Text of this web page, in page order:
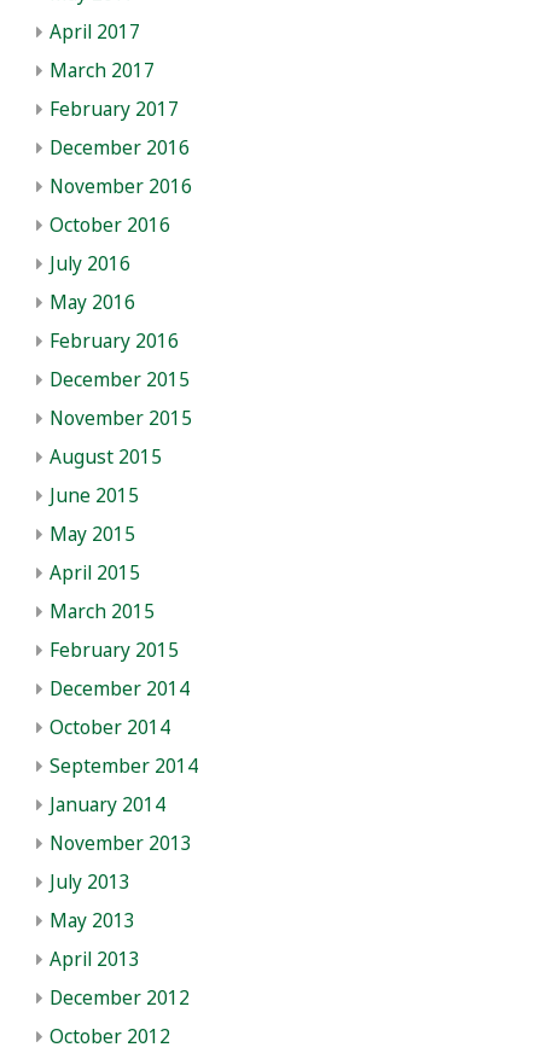
April 2017
March 2017
February 2017
December 2016
November 2016
October 2016
July 2016
May 2016
February 2016
December 2015
November 2015
August 2015
June 2015
May 2015
April 2015
March 2015
February 2015
December 2014
October 2014
September 2014
January 2014
November 2013
July 2013
May 2013
April 2013
December 2012
October 2012